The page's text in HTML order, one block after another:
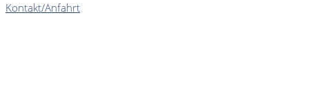
Kontakt/Anfahrt